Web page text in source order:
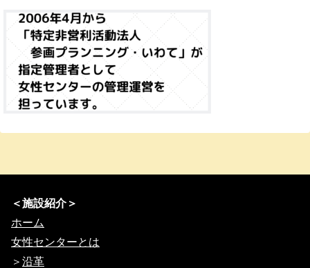
＜施設紹介＞
ホーム
女性センターとは
＞ 沿革